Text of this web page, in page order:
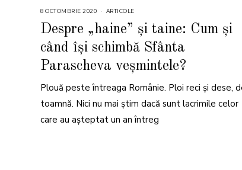
8 OCTOMBRIE 2020 ARTICOLE
Despre „haine” și taine: Cum și
când își schimbă Sfânta
Parascheva veșmintele?
Plouă peste întreaga Românie. Ploi reci și dese,
toamnă. Nici nu mai știm dacă sunt lacrimile celor
care au așteptat un an întreg